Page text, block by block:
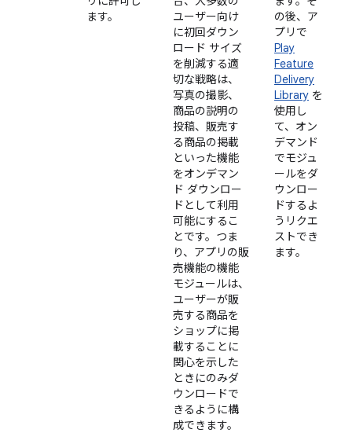
ます。
ユーザー向け
に初回ダウン
ロード サイズ
を削減する適
切な戦略は、
写真の撮影、
商品の説明の
投稿、販売す
る商品の掲載
といった機能
をオンデマン
ド ダウンロー
ドとして利用
可能にするこ
とです。つま
り、アプリの販
売機能の機能
モジュールは、
ユーザーが販
売する商品を
ショップに掲
載することに
関心を示した
ときにのみダ
ウンロードで
きるように構
成できます。
の後、ア
プリで
Play
Feature
Delivery
Library を
使用し
て、オン
デマンド
でモジュ
ールをダ
ウンロー
ドするよ
うリクエ
ストでき
ます。